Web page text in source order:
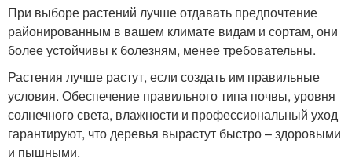
При выборе растений лучше отдавать предпочтение
районированным в вашем климате видам и сортам, они
более устойчивы к болезням, менее требовательны.
Растения лучше растут, если создать им правильные
условия. Обеспечение правильного типа почвы, уровня
солнечного света, влажности и профессиональный уход
гарантируют, что деревья вырастут быстро – здоровыми
и пышными.